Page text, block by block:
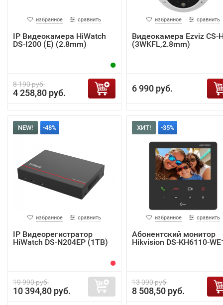
избранное сравнить
IP Видеокамера HiWatch
DS-I200 (E) (2.8mm)
8 190 руб.
4 258,80 руб.
избранное сравнить
Видеокамера Ezviz CS-
(3WKFL,2.8mm)
6 990 руб.
NEW! -48%
избранное сравнить
IP Видеорегистратор
HiWatch DS-N204EP (1TB)
19 990 руб.
10 394,80 руб.
ХИТ! -35%
избранное сравнить
Абонентский монитор
Hikvision DS-KH6110-
13 090 руб.
8 508,50 руб.